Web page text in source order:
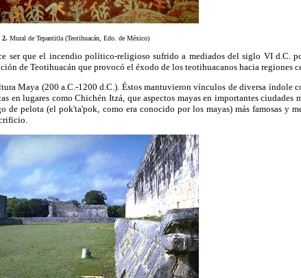
2. Mural de Tepantitla (Teotihuacán, Edo. de México)
ser que el incendio político-religioso sufrido a mediados del siglo VI d.C.
de Teotihuacán que provocó el éxodo de los teotihuacanos hacia regiones
Maya (200 a.C.-1200 d.C.). Éstos mantuvieron vínculos de diversa índole
en lugares como Chichén Itzá, que aspectos mayas en importantes
pelota (el pok'ta'pok, como era conocido por los mayas) más famosas y